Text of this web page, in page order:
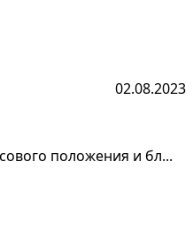
02.08.2023
положения и бл...